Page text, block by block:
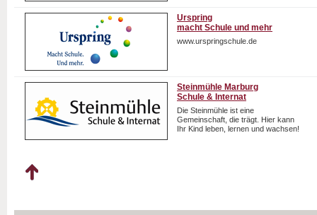
Urspring
macht Schule und mehr
www.urspringschule.de
Steinmühle Marburg
Schule & Internat
Die Steinmühle ist eine
Gemeinschaft, die trägt. Hier kann
Ihr Kind leben, lernen und wachsen!